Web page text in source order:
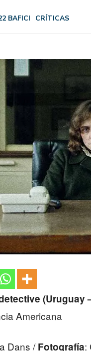
BAFICI CRÍTICAS
(Uruguay
Americana
Dans /Fotografía: